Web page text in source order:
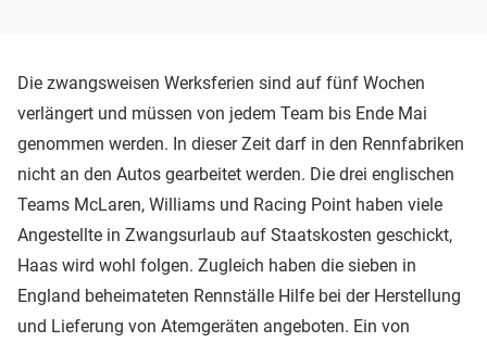
Die zwangsweisen Werksferien sind auf fünf Wochen
verlängert und müssen von jedem Team bis Ende Mai
genommen werden. In dieser Zeit darf in den Rennfabriken
nicht an den Autos gearbeitet werden. Die drei englischen
Teams McLaren, Williams und Racing Point haben viele
Angestellte in Zwangsurlaub auf Staatskosten geschickt,
Haas wird wohl folgen. Zugleich haben die sieben in
England beheimateten Rennställe Hilfe bei der Herstellung
und Lieferung von Atemgeräten angeboten. Ein von